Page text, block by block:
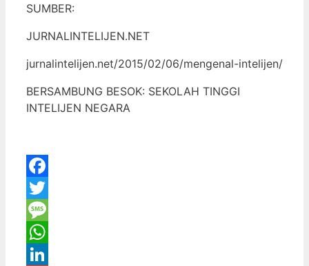
SUMBER:
JURNALINTELIJEN.NET
jurnalintelijen.net/2015/02/06/mengenal-intelijen/
BERSAMBUNG BESOK: SEKOLAH TINGGI
INTELIJEN NEGARA
Facebook
Twitter
Message
WhatsApp